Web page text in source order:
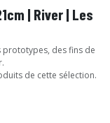
| River | Les
des fins de
de cette sélection.